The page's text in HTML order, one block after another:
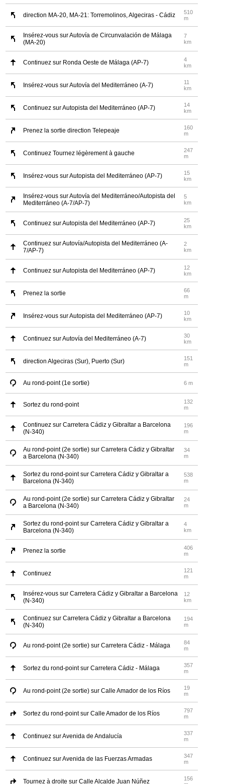
direction MA-20, MA-21: Torremolinos, Algeciras - Cádiz
510
m
Insérez-vous sur Autovía de Circunvalación de Málaga
(MA-20)
7
km
Continuez sur Ronda Oeste de Málaga (AP-7)
4
km
Insérez-vous sur Autovía del Mediterráneo (A-7)
11
km
Continuez sur Autopista del Mediterráneo (AP-7)
14
km
Prenez la sortie direction Telepeaje
160
m
Continuez Tournez légèrement à gauche
247
m
Insérez-vous sur Autopista del Mediterráneo (AP-7)
15
km
Insérez-vous sur Autovía del Mediterráneo/Autopista del
Mediterráneo (A-7/AP-7)
5
km
Continuez sur Autopista del Mediterráneo (AP-7)
25
km
Continuez sur Autovía/Autopista del Mediterráneo (A-
7/AP-7)
2
km
Continuez sur Autopista del Mediterráneo (AP-7)
12
km
Prenez la sortie
66
m
Insérez-vous sur Autopista del Mediterráneo (AP-7)
10
km
Continuez sur Autovía del Mediterráneo (A-7)
30
km
direction Algeciras (Sur), Puerto (Sur)
151
m
Au rond-point (1e sortie) 6 m
Sortez du rond-point
132
m
Continuez sur Carretera Cádiz y Gibraltar a Barcelona
(N-340)
196
m
Au rond-point (2e sortie) sur Carretera Cádiz y Gibraltar
a Barcelona (N-340)
34
m
Sortez du rond-point sur Carretera Cádiz y Gibraltar a
Barcelona (N-340)
538
m
Au rond-point (2e sortie) sur Carretera Cádiz y Gibraltar
a Barcelona (N-340)
24
m
Sortez du rond-point sur Carretera Cádiz y Gibraltar a
Barcelona (N-340)
4
km
Prenez la sortie
406
m
Continuez
121
m
Insérez-vous sur Carretera Cádiz y Gibraltar a Barcelona
(N-340)
12
km
Continuez sur Carretera Cádiz y Gibraltar a Barcelona
(N-340)
194
m
Au rond-point (2e sortie) sur Carretera Cádiz - Málaga
84
m
Sortez du rond-point sur Carretera Cádiz - Málaga
357
m
Au rond-point (2e sortie) sur Calle Amador de los Ríos
19
m
Sortez du rond-point sur Calle Amador de los Ríos
797
m
Continuez sur Avenida de Andalucía
337
m
Continuez sur Avenida de las Fuerzas Armadas
347
m
Tournez à droite sur Calle Alcalde Juan Núñez
156